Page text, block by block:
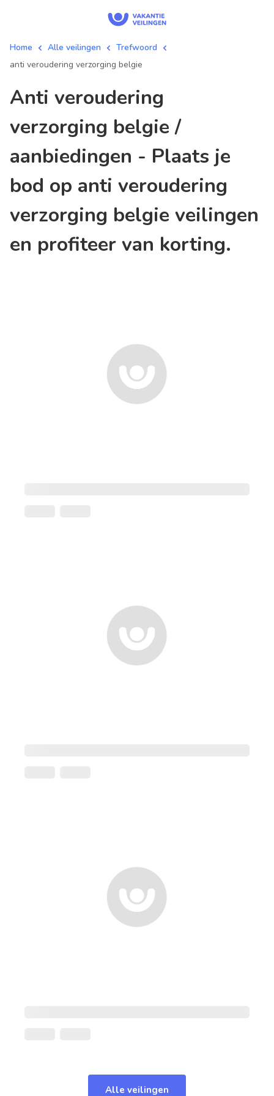
Home Alle veilingen
Trefwoord
anti veroudering verzorging belgie
anti veroudering
verzorging belgie /
aanbiedingen - Plaats je
bod op anti veroudering
verzorging belgie veilingen
en profiteer van korting.
Alle veilingen